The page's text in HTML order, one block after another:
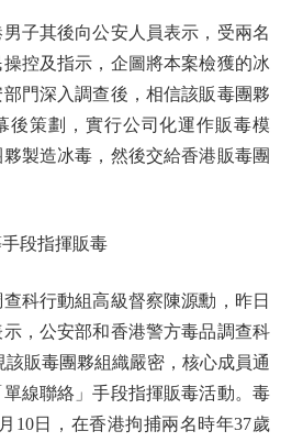
其後向公安人員表示，受兩名
控及指示，企圖將本案檢獲的冰
門深入調查後，相信該販毒團夥
後策劃，實行公司化運作販毒模
製造冰毒，然後交給香港販毒團
段指揮販毒
行動組高級督察陳源勳，昨日
，公安部和香港警方毒品調查科
該販毒團夥組織嚴密，核心成員通
線聯絡」手段指揮販毒活動。毒
10日，在香港拘捕兩名時年37歲